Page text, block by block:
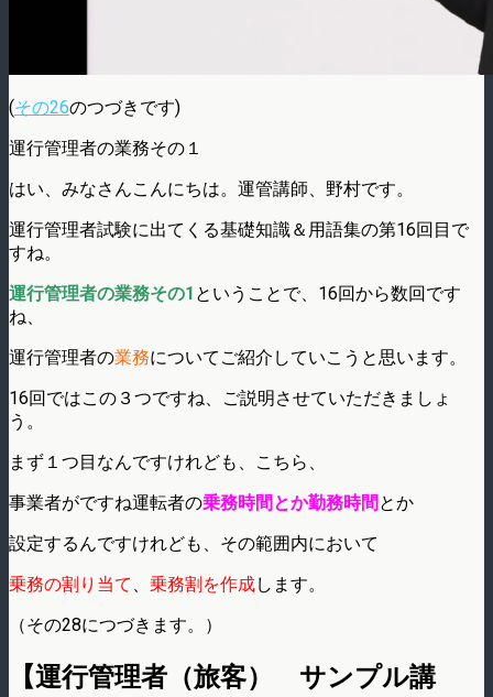
(その26のつづきです)
運行管理者の業務その１
はい、みなさんこんにちは。運管講師、野村です。
運行管理者試験に出てくる基礎知識＆用語集の第16回目で
すね。
運行管理者の業務その1 ということで、16回から数回です
ね、
運行管理者の業務についてご紹介していこうと思います。
16回ではこの３つですね、ご説明させていただきましょ
う。
まず１つ目なんですけれども、こちら、
事業者がですね運転者の乗務時間とか勤務時間 とか
設定するんですけれども、その範囲内において
乗務の割り当て 、 乗務割を作成します。
（その28につづきます。）
【運行管理者（旅客） サンプル講